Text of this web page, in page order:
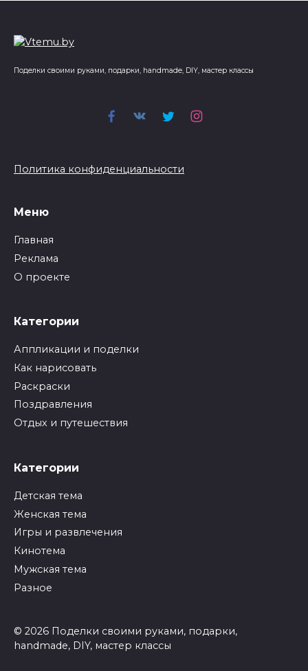
Поделки своими руками, подарки, handmade, DIY, мастер классы
Политика конфиденциальности
Меню
Главная
Реклама
О проекте
Категории
Аппликации и поделки
Как нарисовать
Раскраски
Поздравления
Отдых и путешествия
Категории
Детская тема
Женская тема
Игры и развлечения
Кинотема
Мужская тема
Разное
© 2026 Поделки своими руками, подарки,
handmade, DIY, мастер классы